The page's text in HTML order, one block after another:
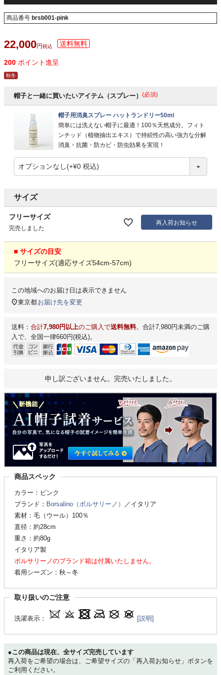
商品番号 brsb001-pink
22,000 税込
200 ポイント進呈
秋冬
帽子と一緒に買いたいアイテム（スプレー） (必須)
帽子用消臭スプレー ハットランドリー50ml
簡単には洗えない帽子に最適！100％天然成分。フィト
ンチッド（植物抽出エキス）で持続性の高い強力な分解
消臭・抗菌・防カビ・防虫効果を実現！
サイズ
フリーサイズ
完売しました
再入荷お知らせ
■ サイズの目安
フリーサイズ(適応サイズ54cm-57cm)
この地域へのお届け日は表示できません
東京都お届け先を変更
送料： 合計7,980円以上のご購入で送料無料。合計7,980円未満のご購
入で、全国一律660円(税込)。
申し訳ございません。完売いたしました。
商品スペック
カラー：ピンク
ブランド： Borsalino（ボルサリーノ）
／イタリア
素材：毛（ウール）100％
直径：約28cm
重さ：約80g
イタリア製
ボルサリーノのブランド箱は付属いたしません。
着用シーズン：秋～冬
取り扱いのご注意
洗濯表示： [説明]
●この商品は現在、全サイズ完売しています
再入荷をご希望の場合は、ご希望サイズの「再入荷お知らせ」ボタンを
ご利用ください。